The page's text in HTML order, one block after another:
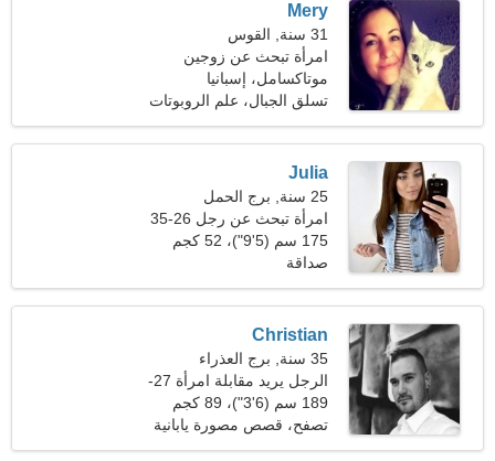
Mery
31 سنة, القوس
امرأة تبحث عن زوجين
موتاكسامل، إسبانيا
تسلق الجبال، علم الروبوتات
Julia
25 سنة, برج الحمل
امرأة تبحث عن رجل 26-35
175 سم (5'9")، 52 كجم
(114 رطلا)
صداقة
Christian
35 سنة, برج العذراء
الرجل يريد مقابلة امرأة 27-
32
189 سم (6'3")، 89 كجم
(196 رطل)
تصفح، قصص مصورة يابانية